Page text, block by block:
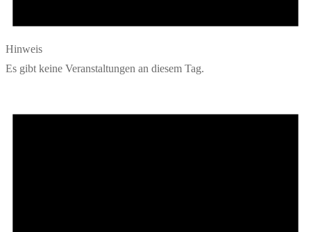
Hinweis
Es gibt keine Veranstaltungen an diesem Tag.